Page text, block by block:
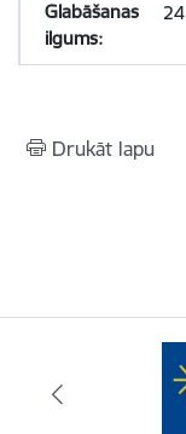
Drukāt lapu